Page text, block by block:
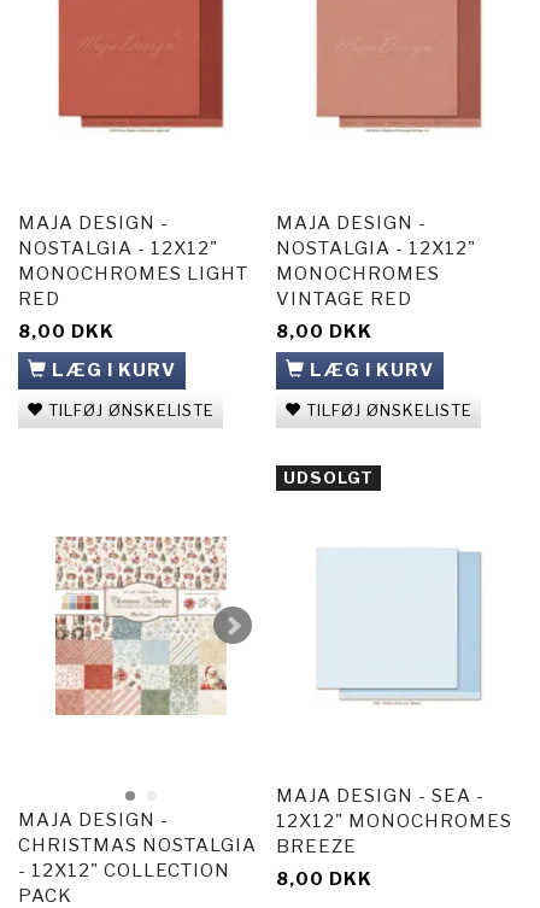
MAJA DESIGN -
NOSTALGIA - 12X12"
MONOCHROMES LIGHT
RED
8,00 DKK
LÆG I KURV
TILFØJ ØNSKELISTE
MAJA DESIGN -
NOSTALGIA - 12X12"
MONOCHROMES
VINTAGE RED
8,00 DKK
LÆG I KURV
TILFØJ ØNSKELISTE
MAJA DESIGN -
CHRISTMAS NOSTALGIA
- 12X12" COLLECTION
PACK
UDSOLGT
MAJA DESIGN - SEA -
12X12" MONOCHROMES
BREEZE
8,00 DKK